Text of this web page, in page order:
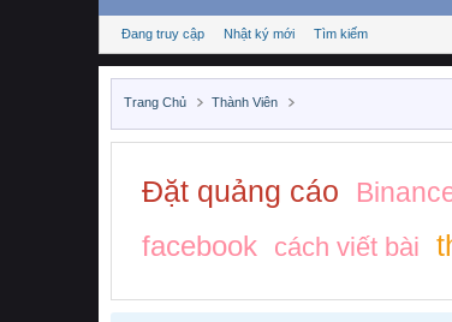
Đang truy cập Nhật ký mới Tìm kiếm
Trang Chủ Thành Viên
Đặt quảng cáo
facebook cách viết bài